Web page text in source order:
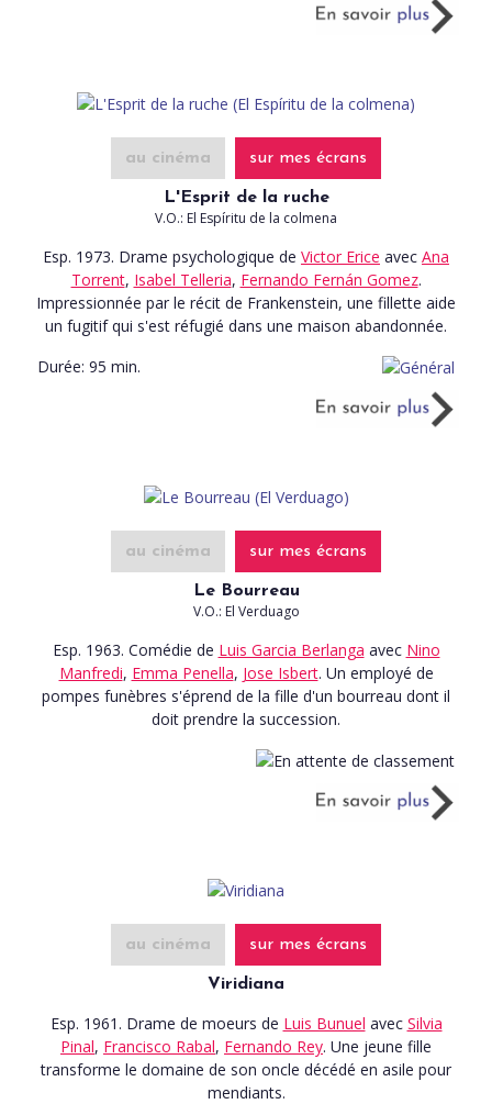
au cinéma sur mes écrans
L'Esprit de la ruche
V.O.: El Espíritu de la colmena
Esp. 1973. Drame psychologique de Victor Erice avec Ana
Torrent, Isabel Telleria, Fernando Fernán Gomez.
Impressionnée par le récit de Frankenstein, une fillette aide
un fugitif qui s'est réfugié dans une maison abandonnée.
Durée: 95 min.
au cinéma sur mes écrans
Le Bourreau
V.O.: El Verduago
Esp. 1963. Comédie de Luis Garcia Berlanga avec Nino
Manfredi, Emma Penella, Jose Isbert. Un employé de
pompes funèbres s'éprend de la fille d'un bourreau dont il
doit prendre la succession.
au cinéma sur mes écrans
Viridiana
Esp. 1961. Drame de moeurs de Luis Bunuel avec Silvia
Pinal, Francisco Rabal, Fernando Rey. Une jeune fille
transforme le domaine de son oncle décédé en asile pour
mendiants.